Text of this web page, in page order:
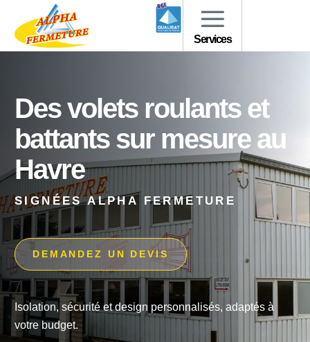
Services
Des volets roulants et
battants sur mesure au
Havre
SIGNÉES ALPHA FERMETURE
DEMANDEZ UN DEVIS
Isolation, sécurité et design personnalisés, adaptés à
votre budget.